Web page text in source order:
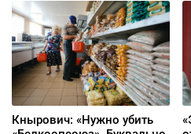
Кнырович: «Нужно убить